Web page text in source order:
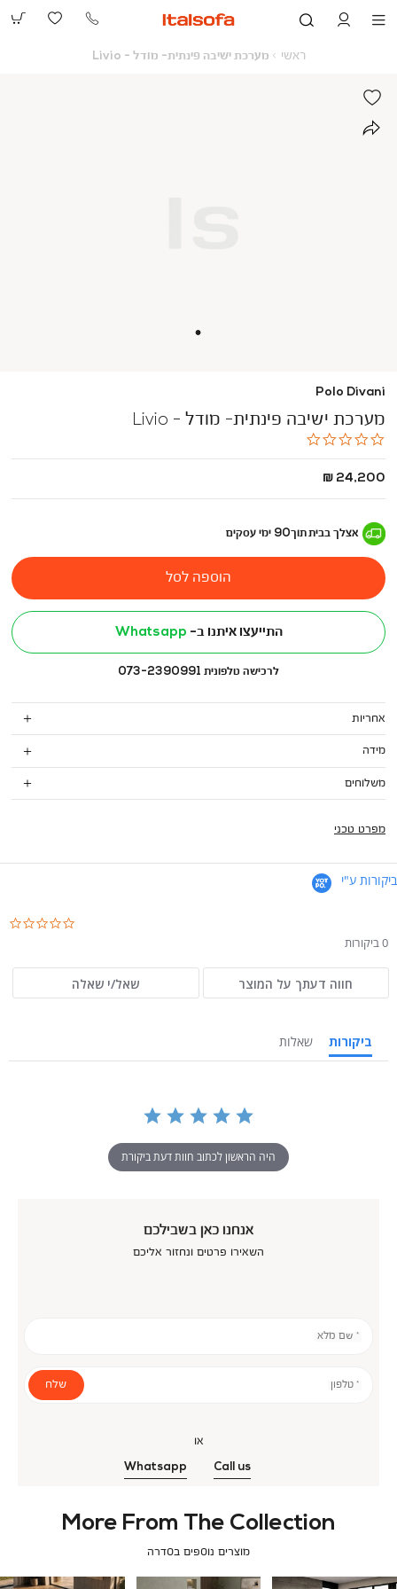
073-
ראשי ראשי
מערכת ישיבה פינתית- מודל - Livio
Polo Divani
מערכת ישיבה פינתית- מודל - Livio
החל
24,200 ₪
אצלך בביתתוך90 ימי עסקים
הוספה לסל
התייעצו איתנו ב- Whatsapp
לרכישה טלפונית 073-2390991
אחריות
מידה
משלוחים
מפרט טכני
ביקורות ע"י
0 ביקורות
חווה דעתך על המוצר שאל/י שאלה
ביקורות שאלות
היה הראשון לכתוב חוות דעת ביקורת
אנחנו כאן בשבילכם
השאירו פרטים ונחזור אליכם
* שם מלא
* טלפון שלח
או
Call us
Whatsapp
More From The Collection
מוצרים נוספים בסדרה